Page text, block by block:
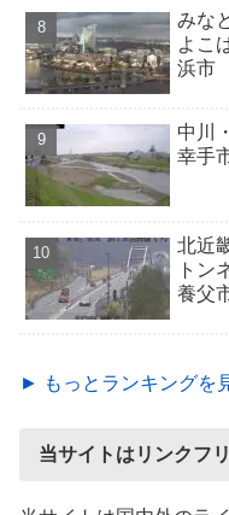
みな
よこ
浜市
中川
幸手
北近
トン
養父
► もっとランキングを
当サイトはリンクフ